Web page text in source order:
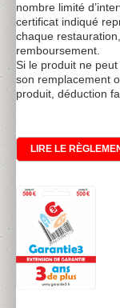
nombre limité
certificat indiqué
chaque
remboursement.
Si le produit ne
son remplacement
produit, déduction
LIRE LE